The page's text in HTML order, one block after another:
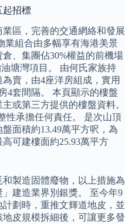
起招標
區，完善的交通網絡和發展
業組合由多幅享有海港美景
、集團佔30%權益的前機場
塘灣項目。 由何氏家族持
賣，由4座洋房組成，實用
4套間隔。 本頁顯示的樓盤
或第三方提供的樓盤資料。
性承擔任何責任。 是次山頂
面積約13.49萬平方呎，為
可建樓面約25.93萬平方
製造固體廢物，以上措施為
建造業界別銀獎。 至今年9
劃時，重推文輝道地皮，並
皮規模拆細後，可讓更多發